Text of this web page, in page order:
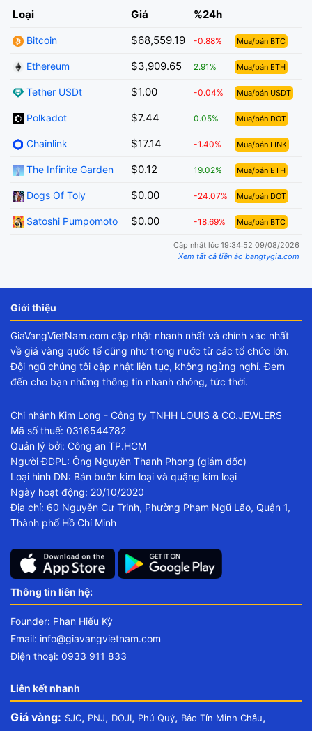
Loại Giá %24h
Bitcoin $68,559.19 -0.88% Mua/bán BTC
Ethereum $3,909.65 2.91% Mua/bán ETH
Tether USDt $1.00 -0.04% Mua/bán USDT
Polkadot $7.44 0.05% Mua/bán DOT
Chainlink $17.14 -1.40% Mua/bán LINK
The Infinite Garden $0.12 19.02% Mua/bán ETH
Dogs Of Toly $0.00 -24.07% Mua/bán DOT
Satoshi Pumpomoto $0.00 -18.69% Mua/bán BTC
Cập nhật lúc 19:34:52 09/08/2026
Xem tất cả tiền ảo bangtygia.com
Giới thiệu
GiaVangVietNam.com cập nhật nhanh nhất và chính xác nhất
về giá vàng quốc tế cũng như trong nước từ các tổ chức lớn.
Đội ngũ chúng tôi cập nhật liên tục, không ngừng nghỉ. Đem
đến cho bạn những thông tin nhanh chóng, tức thời.
Chi nhánh Kim Long - Công ty TNHH LOUIS & CO.JEWLERS
Mã số thuế: 0316544782
Quản lý bởi: Công an TP.HCM
Người ĐDPL: Ông Nguyễn Thanh Phong (giám đốc)
Loại hình DN: Bán buôn kim loại và quặng kim loại
Ngày hoạt động: 20/10/2020
Địa chỉ: 60 Nguyễn Cư Trinh, Phường Phạm Ngũ Lão, Quận 1,
Thành phố Hồ Chí Minh
Thông tin liên hệ:
Founder: Phan Hiếu Kỳ
Email: info@giavangvietnam.com
Điện thoại: 0933 911 833
Liên kết nhanh
Giá vàng: SJC, PNJ, DOJI, Phú Quý, Bảo Tín Minh Châu,